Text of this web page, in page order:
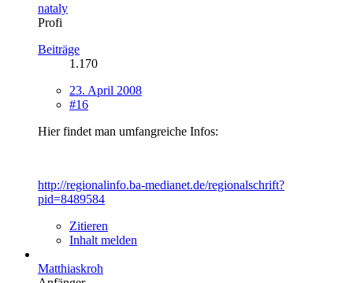
nataly
Profi
Beiträge
1.170
23. April 2008
#16
Hier findet man umfangreiche Infos:
http://regionalinfo.ba-medianet.de/regionalschrift?
pid=8489584
Zitieren
Inhalt melden
Matthiaskroh